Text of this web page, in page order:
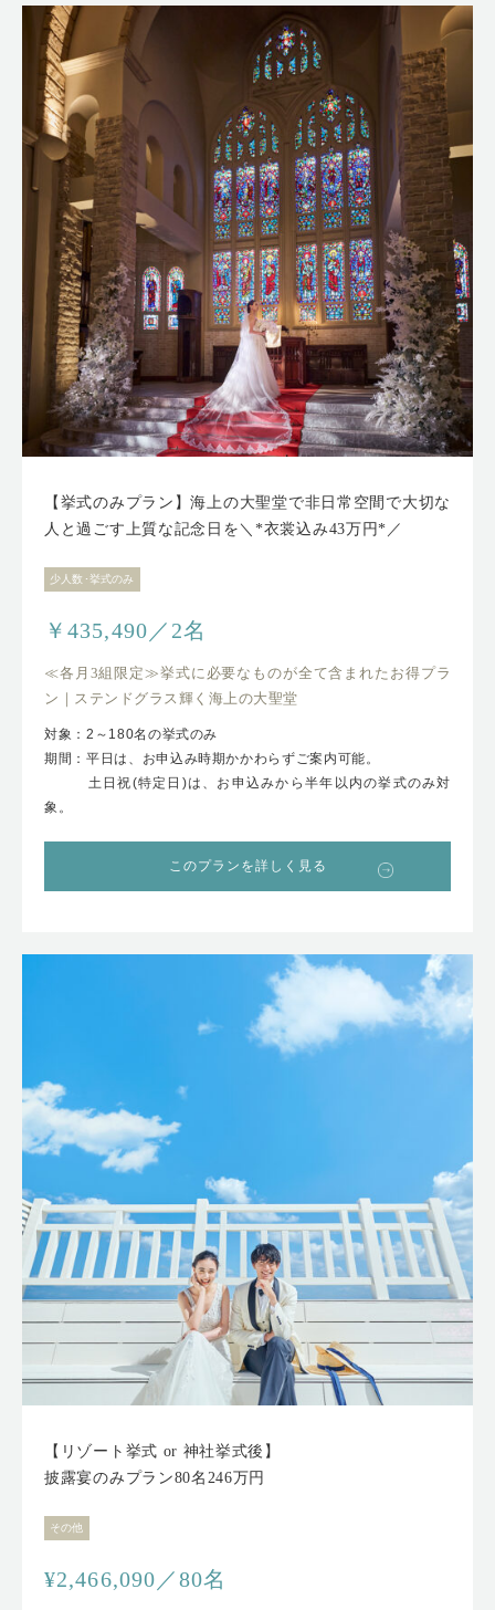
【挙式のみプラン】海上の大聖堂で非日常空間で大切な
人と過ごす上質な記念日を＼*衣裳込み43万円*／
少人数･挙式のみ
￥435,490／2名
≪各月3組限定≫挙式に必要なものが全て含まれたお得プラ
ン｜ステンドグラス輝く海上の大聖堂
対象：2～180名の挙式のみ
期間：平日は、お申込み時期かかわらずご案内可能。
土日祝(特定日)は、お申込みから半年以内の挙式のみ対
象。
このプランを詳しく見る
【リゾート挙式 or 神社挙式後】
披露宴のみプラン80名246万円
その他
¥2,466,090／80名